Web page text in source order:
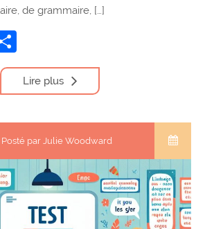
de grammaire, […]
Lire plus
Posté par Julie Woodward